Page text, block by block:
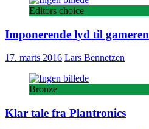
Editors choice
Imponerende lyd til gameren
17. marts 2016 Lars Bennetzen
Bronze
Klar tale fra Plantronics